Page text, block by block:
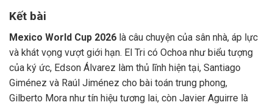
Kết bài
Mexico World Cup 2026 là câu chuyện của sân nhà, áp lực
và khát vọng vượt giới hạn. El Tri có Ochoa như biểu tượng
của ký ức, Edson Álvarez làm thủ lĩnh hiện tại, Santiago
Giménez và Raúl Jiménez cho bài toán trung phong,
Gilberto Mora như tín hiệu tương lai, còn Javier Aguirre là